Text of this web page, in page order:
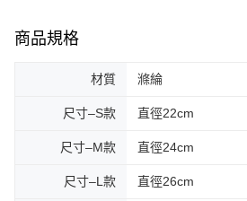
商品規格
材質 滌綸
尺寸–S款 直徑22cm
尺寸–M款 直徑24cm
尺寸–L款 直徑26cm